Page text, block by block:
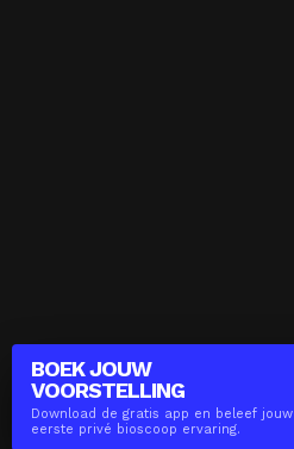
BOEK JOUW
VOORSTELLING
Download de gratis app en beleef jouw
eerste privé bioscoop ervaring.